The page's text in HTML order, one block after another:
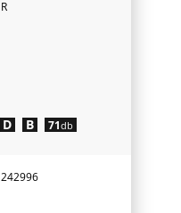
R
D B 71db
242996